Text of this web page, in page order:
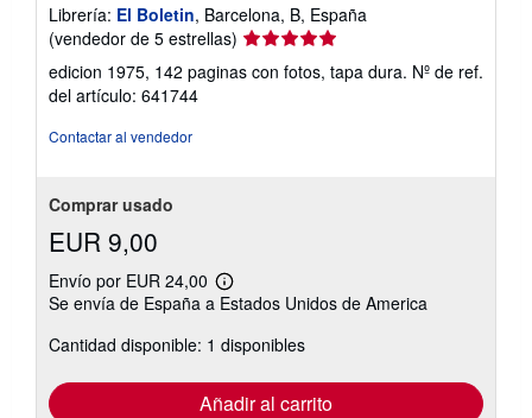
Librería: El Boletin, Barcelona, B, España
(vendedor de 5 estrellas) Calificación
vendedor:
edicion 1975, 142 paginas con fotos, tapa dura. Nº de ref.
del artículo: 641744
Contactar al vendedor
Comprar usado
EUR 9,00
Envío por EUR 24,00
Más
información
las
tarifas
envío
Se envía de España a Estados Unidos de America
Cantidad disponible: 1 disponibles
Añadir al carrito